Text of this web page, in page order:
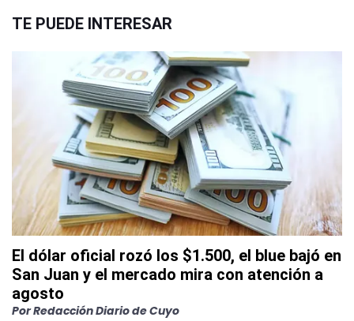
TE PUEDE INTERESAR
El dólar oficial rozó los $1.500, el blue bajó en
San Juan y el mercado mira con atención a
agosto
PorRedacción Diario de Cuyo